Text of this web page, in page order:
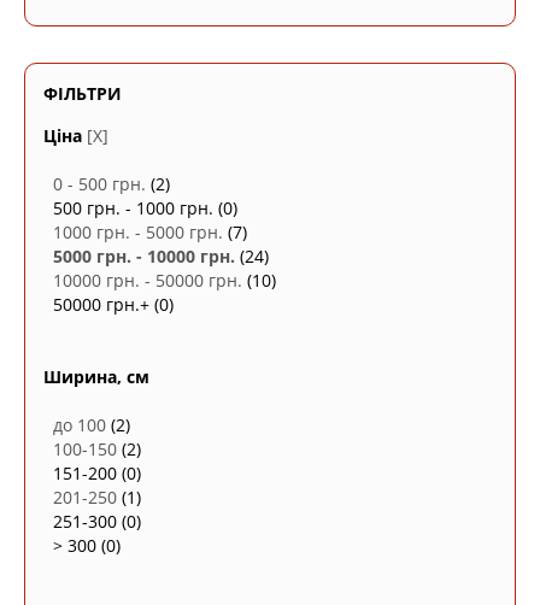
ФІЛЬТРИ
Ціна [X]
0 - 500 грн. (2)
500 грн. - 1000 грн. (0)
1000 грн. - 5000 грн. (7)
5000 грн. - 10000 грн. (24)
10000 грн. - 50000 грн. (10)
50000 грн.+ (0)
Ширина, см
до 100 (2)
100-150 (2)
151-200 (0)
201-250 (1)
251-300 (0)
> 300 (0)